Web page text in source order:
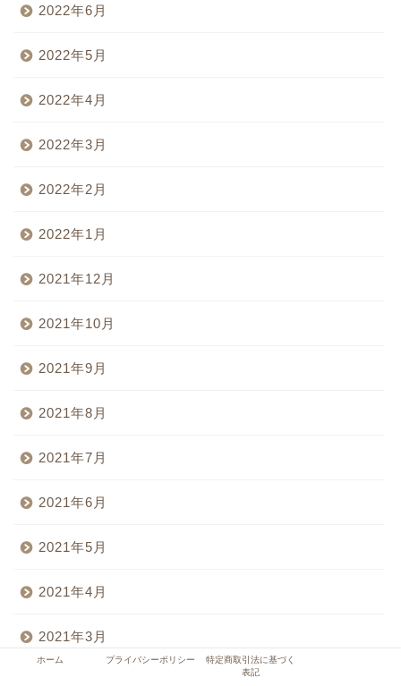
2022年6月
2022年5月
2022年4月
2022年3月
2022年2月
2022年1月
2021年12月
2021年10月
2021年9月
2021年8月
2021年7月
2021年6月
2021年5月
2021年4月
2021年3月
ホーム プライバシーポリシー
特定商取引法に基づく
表記